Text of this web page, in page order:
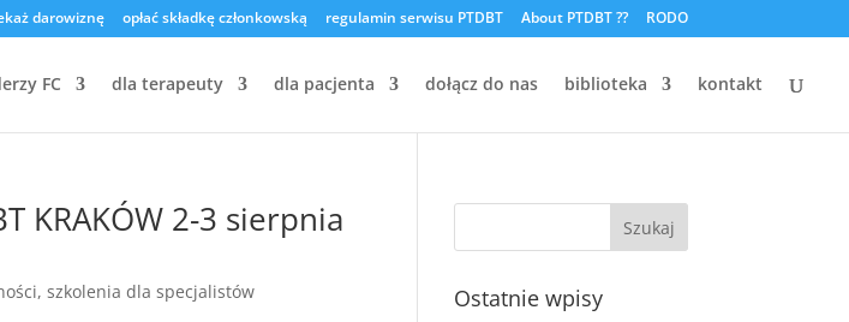
darowiznę opłać składkę członkowską regulamin serwisu PTDBT About PTDBT ?? RODO
FC dla terapeuty dla pacjenta dołącz do nas biblioteka kontakt
KRAKÓW 2-3 sierpnia
,szkolenia dla specjalistów Ostatnie wpisy